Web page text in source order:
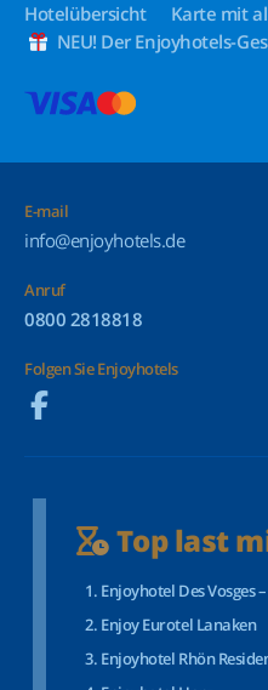
Hotelübersicht Karte mit
NEU! Der Enjoyhotels-
E-mail
info@enjoyhotels.de
Anruf
0800 2818818
Folgen Sie Enjoyhotels
Top last
Enjoyhotel Des Vosges
Enjoy Eurotel Lanaken
Enjoyhotel Rhön